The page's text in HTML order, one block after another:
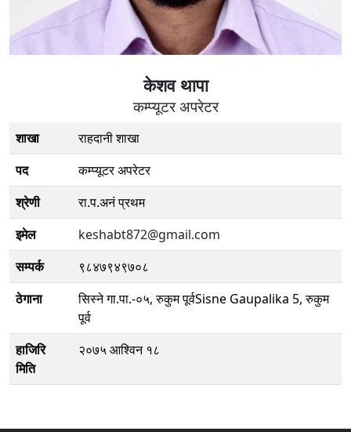
केशव थापा
कम्प्यूटर अपरेटर
शाखा
राहदानी शाखा
पद
कम्प्यूटर अपरेटर
श्रेणी
रा.प.अनं प्रथम
इमेल
keshabt872@gmail.com
सम्पर्क
९८४७९४९७०८
ठेगाना
सिस्ने गा.पा.-०५, रुकुम पूर्वSisne Gaupalika 5, रुकुम
पूर्व
हाजिरि
मिति
२०७५ आश्विन १८